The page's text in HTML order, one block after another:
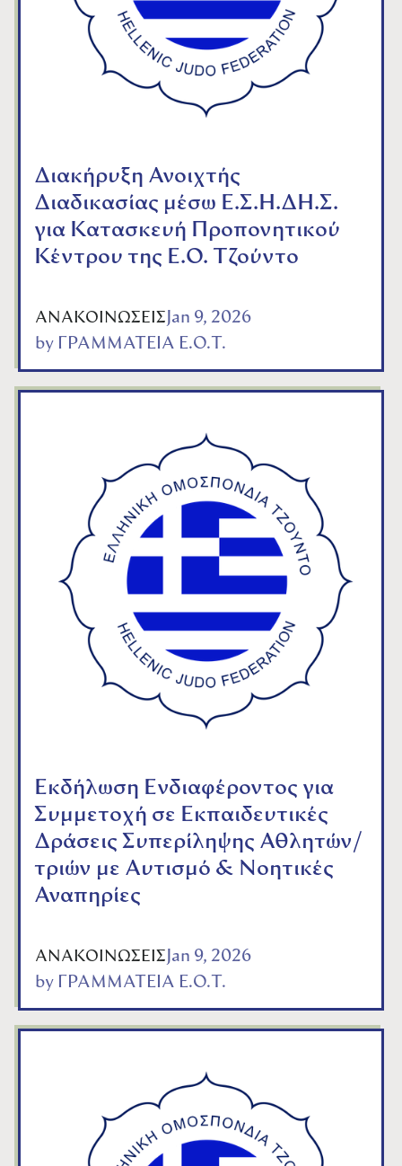
Διακήρυξη Ανοιχτής
Διαδικασίας μέσω Ε.Σ.Η.ΔΗ.Σ.
για Κατασκευή Προπονητικού
Κέντρου της Ε.Ο. Τζούντο
ΑΝΑΚΟΙΝΩΣΕΙΣ Jan 9, 2026
by ΓΡΑΜΜΑΤΕΙΑ Ε.Ο.Τ.
Εκδήλωση Ενδιαφέροντος για
Συμμετοχή σε Εκπαιδευτικές
Δράσεις Συπερίληψης Αθλητών/
τριών με Αυτισμό & Νοητικές
Αναπηρίες
ΑΝΑΚΟΙΝΩΣΕΙΣ Jan 9, 2026
by ΓΡΑΜΜΑΤΕΙΑ Ε.Ο.Τ.